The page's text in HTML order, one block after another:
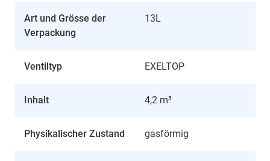
Art und Grösse der
Verpackung
13L
Ventiltyp EXELTOP
Inhalt 4,2 m³
Physikalischer Zustand gasförmig